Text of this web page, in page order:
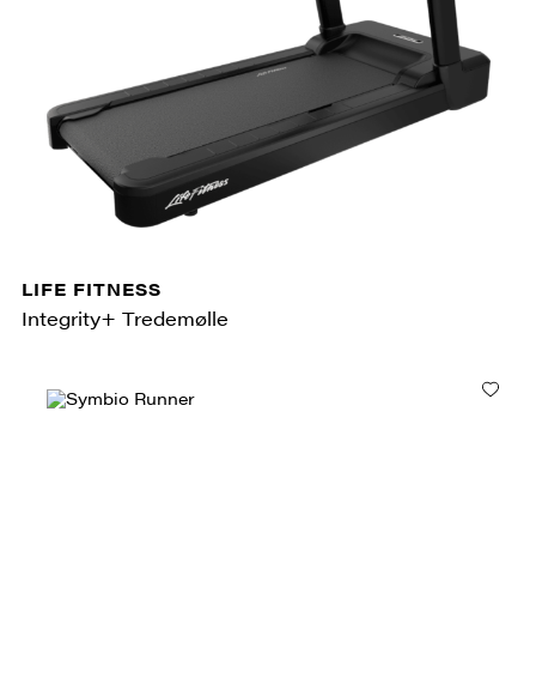
LIFE FITNESS
Integrity+ Tredemølle